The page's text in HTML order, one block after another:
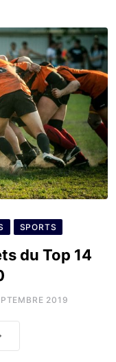
SPORTS
du Top 14
2019